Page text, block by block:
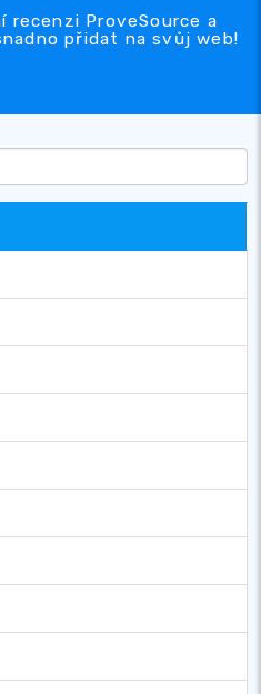
ProveSource a
přidat na svůj web!